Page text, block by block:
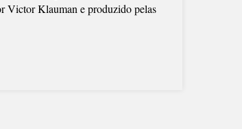
Victor Klauman e produzido pelas